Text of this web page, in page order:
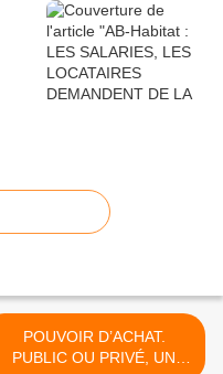
POUVOIR D’ACHAT.
PUBLIC OU PRIVÉ, UN